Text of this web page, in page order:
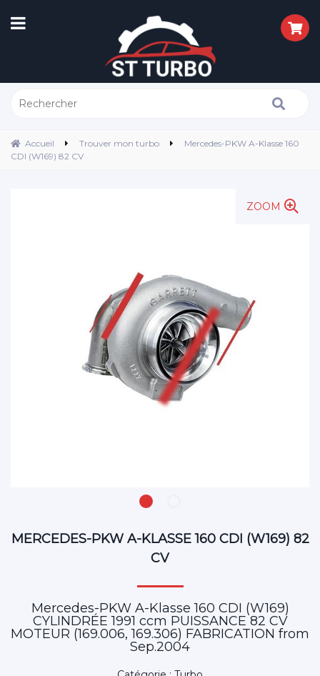
Accueil Trouver mon turbo
Mercedes-PKW A-Klasse 160
CDI (W169) 82 CV
ZOOM
MERCEDES-PKW A-KLASSE 160 CDI (W169) 82
CV
Mercedes-PKW A-Klasse 160 CDI (W169)
CYLINDRÉE 1991 ccm PUISSANCE 82 CV
MOTEUR (169.006, 169.306) FABRICATION from
Sep.2004